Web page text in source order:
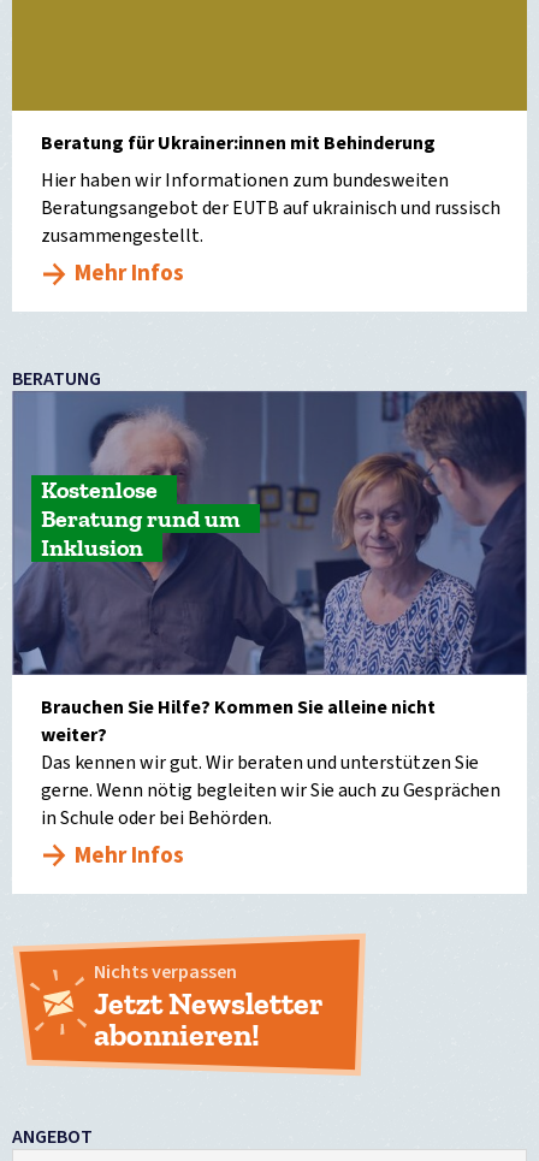
Beratung für Ukrainer:innen mit Behinderung
Hier haben wir Informationen zum bundesweiten
Beratungsangebot der EUTB auf ukrainisch und russisch
zusammengestellt.
Mehr Infos
BERATUNG
Kostenlose
Beratung rund um
Inklusion
Brauchen Sie Hilfe? Kommen Sie alleine nicht
weiter?
Das kennen wir gut. Wir beraten und unterstützen Sie
gerne. Wenn nötig begleiten wir Sie auch zu Gesprächen
in Schule oder bei Behörden.
Mehr Infos
Nichts verpassen
Jetzt Newsletter
abonnieren!
ANGEBOT